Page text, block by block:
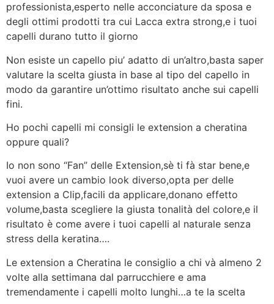
professionista,esperto nelle acconciature da sposa e
degli ottimi prodotti tra cui Lacca extra strong,e i tuoi
capelli durano tutto il giorno
Non esiste un capello piu’ adatto di un’altro,basta saper
valutare la scelta giusta in base al tipo del capello in
modo da garantire un’ottimo risultato anche sui capelli
fini.
Ho pochi capelli mi consigli le extension a cheratina
oppure quali?
Io non sono “Fan” delle Extension,sè ti fà star bene,e
vuoi avere un cambio look diverso,opta per delle
extension a Clip,facili da applicare,donano effetto
volume,basta scegliere la giusta tonalità del colore,e il
risultato è come avere i tuoi capelli al naturale senza
stress della keratina….
Le extension a Cheratina le consiglio a chi và almeno 2
volte alla settimana dal parrucchiere e ama
tremendamente i capelli molto lunghi…a te la scelta